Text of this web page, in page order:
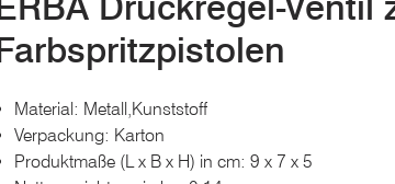
Seite.
Material: Metall,Kunststoff
Verpackung: Karton
Produktmaße (L x B x H) in cm: 9 x 7 x 5